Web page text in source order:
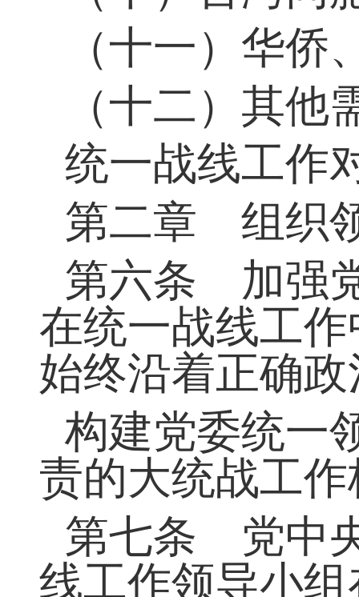
（十）台湾
（十一）华
（十二）其他
统一战线工作
第二章 组织
第六条 加强
在统一战线工
始终沿着正确
构建党委统一
责的大统战工
第七条 党中